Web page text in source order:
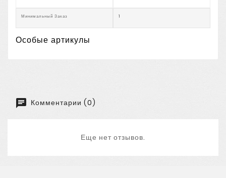
Минимальный Заказ 1
Особые артикулы
Комментарии (0)
Еще нет отзывов.